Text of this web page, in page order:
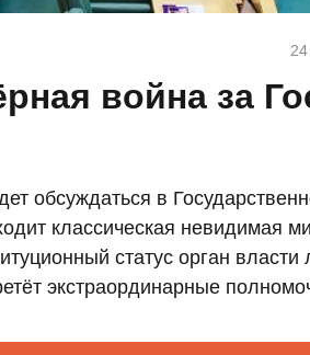
война за
обсуждаться в
классическая невидимая
статус орган власти
экстраординарные